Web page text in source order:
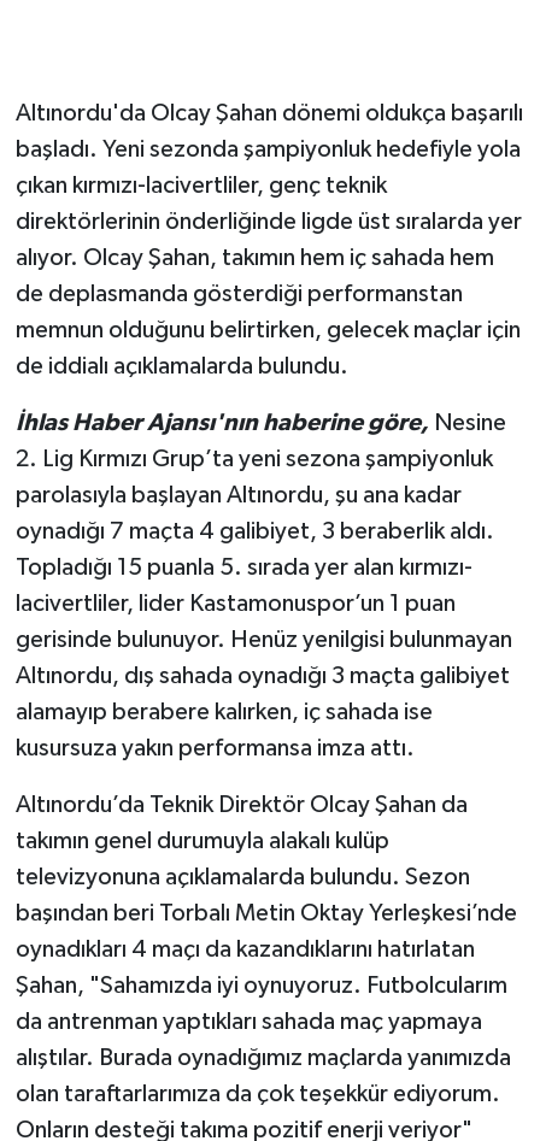
Altınordu'da Olcay Şahan dönemi oldukça başarılı
başladı. Yeni sezonda şampiyonluk hedefiyle yola
çıkan kırmızı-lacivertliler, genç teknik
direktörlerinin önderliğinde ligde üst sıralarda yer
alıyor. Olcay Şahan, takımın hem iç sahada hem
de deplasmanda gösterdiği performanstan
memnun olduğunu belirtirken, gelecek maçlar için
de iddialı açıklamalarda bulundu.
İhlas Haber Ajansı'nın haberine göre, Nesine
2. Lig Kırmızı Grup’ta yeni sezona şampiyonluk
parolasıyla başlayan Altınordu, şu ana kadar
oynadığı 7 maçta 4 galibiyet, 3 beraberlik aldı.
Topladığı 15 puanla 5. sırada yer alan kırmızı-
lacivertliler, lider Kastamonuspor’un 1 puan
gerisinde bulunuyor. Henüz yenilgisi bulunmayan
Altınordu, dış sahada oynadığı 3 maçta galibiyet
alamayıp berabere kalırken, iç sahada ise
kusursuza yakın performansa imza attı.
Altınordu’da Teknik Direktör Olcay Şahan da
takımın genel durumuyla alakalı kulüp
televizyonuna açıklamalarda bulundu. Sezon
başından beri Torbalı Metin Oktay Yerleşkesi’nde
oynadıkları 4 maçı da kazandıklarını hatırlatan
Şahan, "Sahamızda iyi oynuyoruz. Futbolcularım
da antrenman yaptıkları sahada maç yapmaya
alıştılar. Burada oynadığımız maçlarda yanımızda
olan taraftarlarımıza da çok teşekkür ediyorum.
Onların desteği takıma pozitif enerji veriyor"